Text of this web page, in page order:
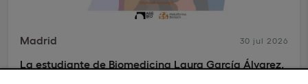
La estudiante de Biomedicina Laura García Álvarez,
Madrid 30 jul 2026